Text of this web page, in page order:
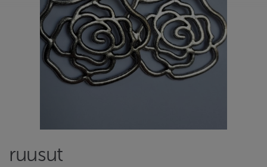
ruusut